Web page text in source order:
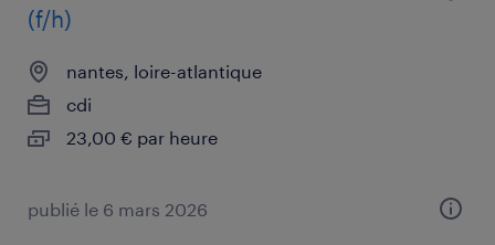
(f/h)
nantes, loire-atlantique
cdi
23,00 € par heure
publié le 6 mars 2026